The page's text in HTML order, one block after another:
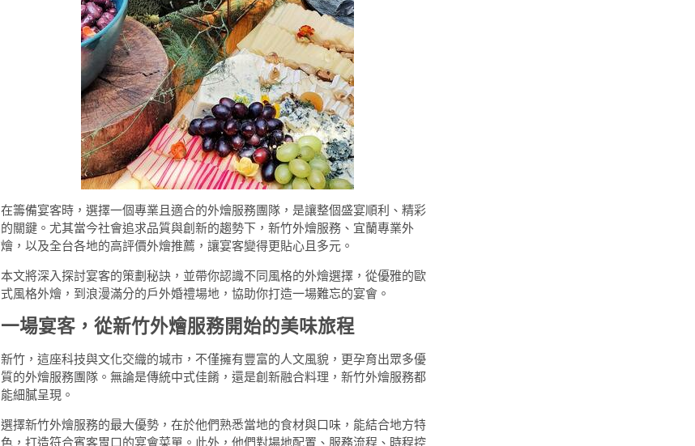
在籌備宴客時，選擇一個專業且適合的外燴服務團隊，是讓整個盛宴順利、精彩
的關鍵。尤其當今社會追求品質與創新的趨勢下，新竹外燴服務、宜蘭專業外
燴，以及全台各地的高評價外燴推薦，讓宴客變得更貼心且多元。
本文將深入探討宴客的策劃秘訣，並帶你認識不同風格的外燴選擇，從優雅的歐
式風格外燴，到浪漫滿分的戶外婚禮場地，協助你打造一場難忘的宴會。
一場宴客，從新竹外燴服務開始的美味旅程
新竹，這座科技與文化交織的城市，不僅擁有豐富的人文風貌，更孕育出眾多優
質的外燴服務團隊。無論是傳統中式佳餚，還是創新融合料理，新竹外燴服務都
能細膩呈現。
選擇新竹外燴服務的最大優勢，在於他們熟悉當地的食材與口味，能結合地方特
色，打造符合賓客胃口的宴會菜單。此外，他們對場地配置、服務流程、時程控